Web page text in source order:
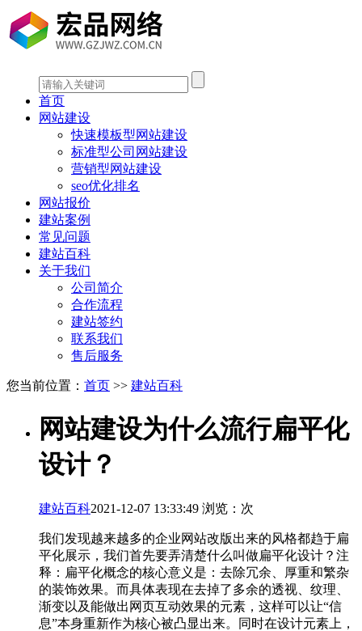
首页
网站建设
快速模板型网站建设
标准型公司网站建设
营销型网站建设
seo优化排名
网站报价
建站案例
常见问题
建站百科
关于我们
公司简介
合作流程
建站签约
联系我们
售后服务
您当前位置： 首页 >> 建站百科
网站建设为什么流行扁平化
设计？
建站百科2021-12-07 13:33:49 浏览： 次
我们发现越来越多的企业网站改版出来的风格都趋于扁
平化展示，我们首先要弄清楚什么叫做扁平化设计？注
释：扁平化概念的核心意义是：去除冗余、厚重和繁杂
的装饰效果。而具体表现在去掉了多余的透视、纹理、
渐变以及能做出网页互动效果的元素，这样可以让“信
息”本身重新作为核心被凸显出来。同时在设计元素上，